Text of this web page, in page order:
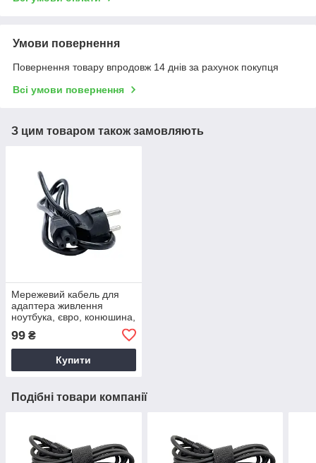
Умови повернення
Повернення товару впродовж 14 днів за рахунок покупця
Всі умови повернення
З цим товаром також замовляють
Мережевий кабель для
адаптера живлення
ноутбука, євро, конюшина,
99 ₴
Купити
Подібні товари компанії